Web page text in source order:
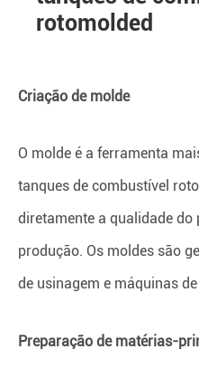
rotomolded
Criação de molde
O molde é a ferramenta
tanques de combustível
diretamente a qualidade do
produção. Os moldes são
de usinagem e máquinas
Preparação de matérias-